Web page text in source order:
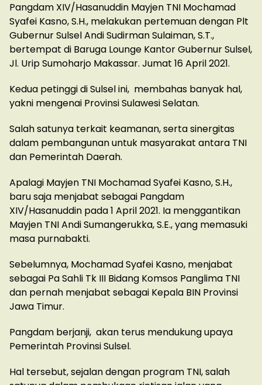
Pangdam XIV/Hasanuddin Mayjen TNI Mochamad
Syafei Kasno, S.H., melakukan pertemuan dengan Plt
Gubernur Sulsel Andi Sudirman Sulaiman, S.T.,
bertempat di Baruga Lounge Kantor Gubernur Sulsel,
Jl. Urip Sumoharjo Makassar. Jumat 16 April 2021.
Kedua petinggi di Sulsel ini, membahas banyak hal,
yakni mengenai Provinsi Sulawesi Selatan.
Salah satunya terkait keamanan, serta sinergitas
dalam pembangunan untuk masyarakat antara TNI
dan Pemerintah Daerah.
Apalagi Mayjen TNI Mochamad Syafei Kasno, S.H.,
baru saja menjabat sebagai Pangdam
XIV/Hasanuddin pada 1 April 2021. Ia menggantikan
Mayjen TNI Andi Sumangerukka, S.E., yang memasuki
masa purnabakti.
Sebelumnya, Mochamad Syafei Kasno, menjabat
sebagai Pa Sahli Tk III Bidang Komsos Panglima TNI
dan pernah menjabat sebagai Kepala BIN Provinsi
Jawa Timur.
Pangdam berjanji, akan terus mendukung upaya
Pemerintah Provinsi Sulsel.
Hal tersebut, sejalan dengan program TNI, salah